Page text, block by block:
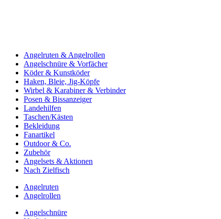
Angelruten & Angelrollen
Angelschnüre & Vorfächer
Köder & Kunstköder
Haken, Bleie, Jig-Köpfe
Wirbel & Karabiner & Verbinder
Posen & Bissanzeiger
Landehilfen
Taschen/Kästen
Bekleidung
Fanartikel
Outdoor & Co.
Zubehör
Angelsets & Aktionen
Nach Zielfisch
Angelruten
Angelrollen
Angelschnüre